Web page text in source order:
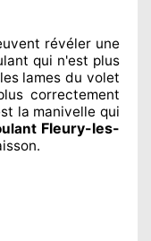
révélerune
qui n'est plus
lames du volet
correctement
la manivelle qui
Fleury-les-